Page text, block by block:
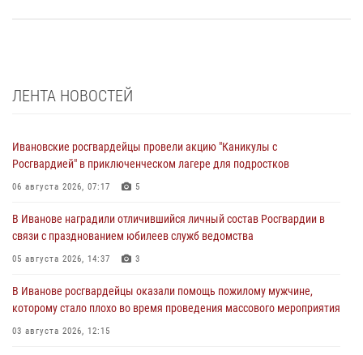
ЛЕНТА НОВОСТЕЙ
Ивановские росгвардейцы провели акцию "Каникулы с
Росгвардией" в приключенческом лагере для подростков
06 августа 2026, 07:17 5
В Иванове наградили отличившийся личный состав Росгвардии в
связи с празднованием юбилеев служб ведомства
05 августа 2026, 14:37 3
В Иванове росгвардейцы оказали помощь пожилому мужчине,
которому стало плохо во время проведения массового мероприятия
03 августа 2026, 12:15